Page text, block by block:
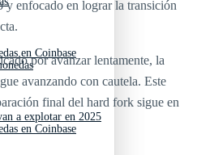
en Coinbase
a explotar en 2025
en Coinbase
y enfocado en lograr la transición
por avanzar lentamente, la
avanzando con cautela. Este
final del hard fork sigue en